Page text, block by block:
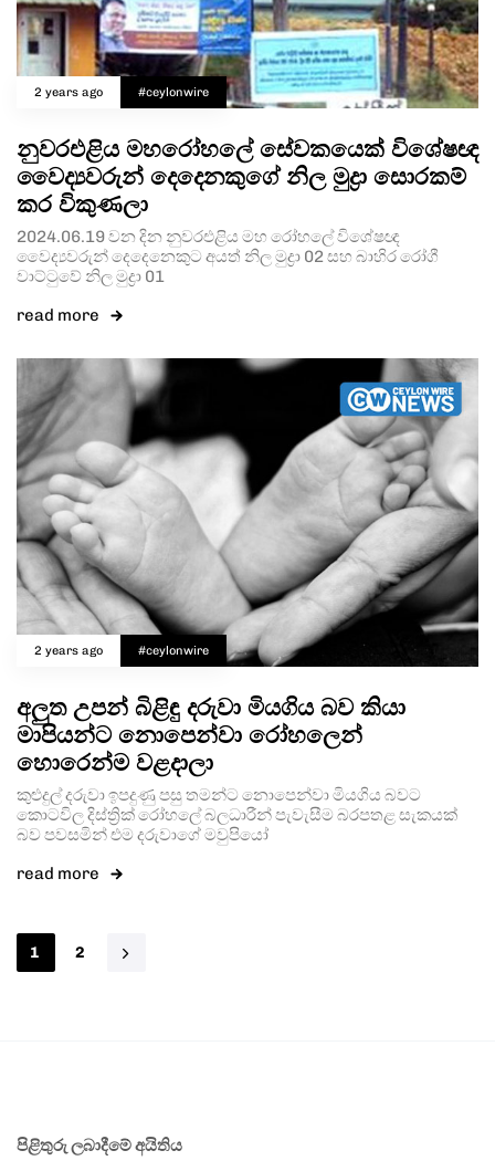
2 years ago #ceylonwire
නුවරඑළිය මහරෝහලේ සේවකයෙක් විශේෂඥ
වෛද්‍යවරුන් දෙදෙනකුගේ නිල මුද්‍රා සොරකම්
කර විකුණලා
2024.06.19 වන දින නුවරඑළිය මහ රෝහලේ විශේෂඥ
වෛද්‍යවරුන් දෙදෙනෙකුට අයත් නිල මුද්‍රා 02 සහ බාහිර රෝගී
වාට්ටුවේ නිල මුද්‍රා 01
read more
2 years ago #ceylonwire
අලුත උපන් බිළිඳු දරුවා මියගිය බව කියා
මාපියන්ට නොපෙන්වා රෝහලෙන්
හොරෙන්ම වළදාලා
කුළුදුල් දරුවා ඉපදුණු පසු තමන්ට නොපෙන්වා මියගිය බවට
කොටවිල දිස්ත්‍රික් රෝහලේ බලධාරීන් පැවැසීම බරපතළ සැකයක්
බව පවසමින් එම දරුවාගේ මවුපියෝ
read more
1 2
පිළිතුරු ලබාදීමේ අයිතිය